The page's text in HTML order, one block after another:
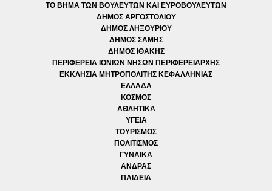
ΤΟ ΒΗΜΑ ΤΩΝ ΒΟΥΛΕΥΤΩΝ ΚΑΙ ΕΥΡΟΒΟΥΛΕΥΤΩΝ
ΔΗΜΟΣ ΑΡΓΟΣΤΟΛΙΟΥ
ΔΗΜΟΣ ΛΗΞΟΥΡΙΟΥ
ΔΗΜΟΣ ΣΑΜΗΣ
ΔΗΜΟΣ ΙΘΑΚΗΣ
ΠΕΡΙΦΕΡΕΙΑ ΙΟΝΙΩΝ ΝΗΣΩΝ ΠΕΡΙΦΕΡΕΙΑΡΧΗΣ
ΕΚΚΛΗΣΙΑ ΜΗΤΡΟΠΟΛΙΤΗΣ ΚΕΦΑΛΛΗΝΙΑΣ
ΕΛΛΑΔΑ
ΚΟΣΜΟΣ
ΑΘΛΗΤΙΚΑ
ΥΓΕΙΑ
ΤΟΥΡΙΣΜΟΣ
ΠΟΛΙΤΙΣΜΟΣ
ΓΥΝΑΙΚΑ
ΑΝΔΡΑΣ
ΠΑΙΔΕΙΑ